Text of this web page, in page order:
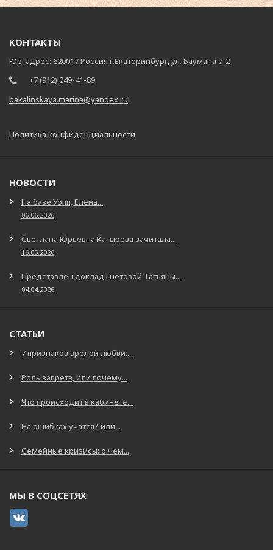
КОНТАКТЫ
Юр. адрес: 620017 Россия г.Екатеринбург, ул. Баумана 7-2
+7 (912) 249-41-89
bakalinskaya.marina@yandex.ru
Политика конфиденциальности
НОВОСТИ
На базе Уопп, Елена...
06.06.2026
Светлана Юрьевна Катырева зачитала...
16.05.2026
Представлен доклад Гнетовой Татьяны...
04.04.2026
СТАТЬИ
7 признаков зрелой любви:...
Роль запрета, или почему...
Что происходит в кабинете...
На ошибках учатся? или...
Семейные кризисы: о чем...
МЫ В СОЦСЕТЯХ